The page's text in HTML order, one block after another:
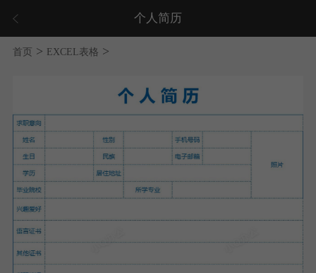
个人简历
首页 > EXCEL表格 >